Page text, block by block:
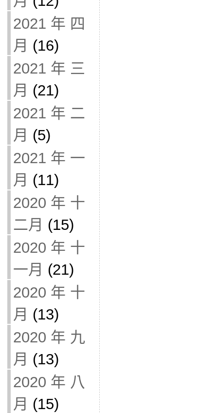
2021 年 四
月 (16)
2021 年 三
月 (21)
2021 年 二
月 (5)
2021 年 一
月 (11)
2020 年 十
二月 (15)
2020 年 十
一月 (21)
2020 年 十
月 (13)
2020 年 九
月 (13)
2020 年 八
月 (15)